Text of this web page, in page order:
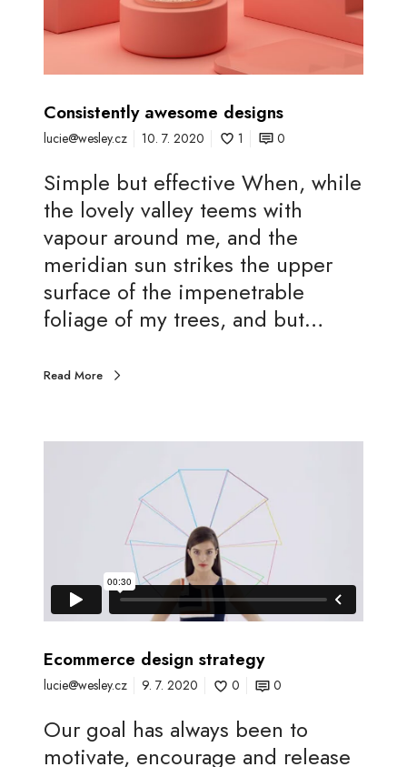
e
l
y
a
w
e
s
o
m
d
i
Consistently awesome designs
lucie@wesley.cz 10. 7. 2020 1 0
Simple but effective When, while
the lovely valley teems with
vapour around me, and the
meridian sun strikes the upper
surface of the impenetrable
foliage of my trees, and but…
Read More
Ecommerce design strategy
lucie@wesley.cz 9. 7. 2020 0 0
Our goal has always been to
motivate, encourage and release